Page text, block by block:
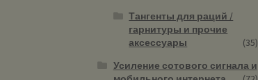
Тангенты для раций /
гарнитуры и прочие
аксессуары
(35)
Усиление сотового сигнала и